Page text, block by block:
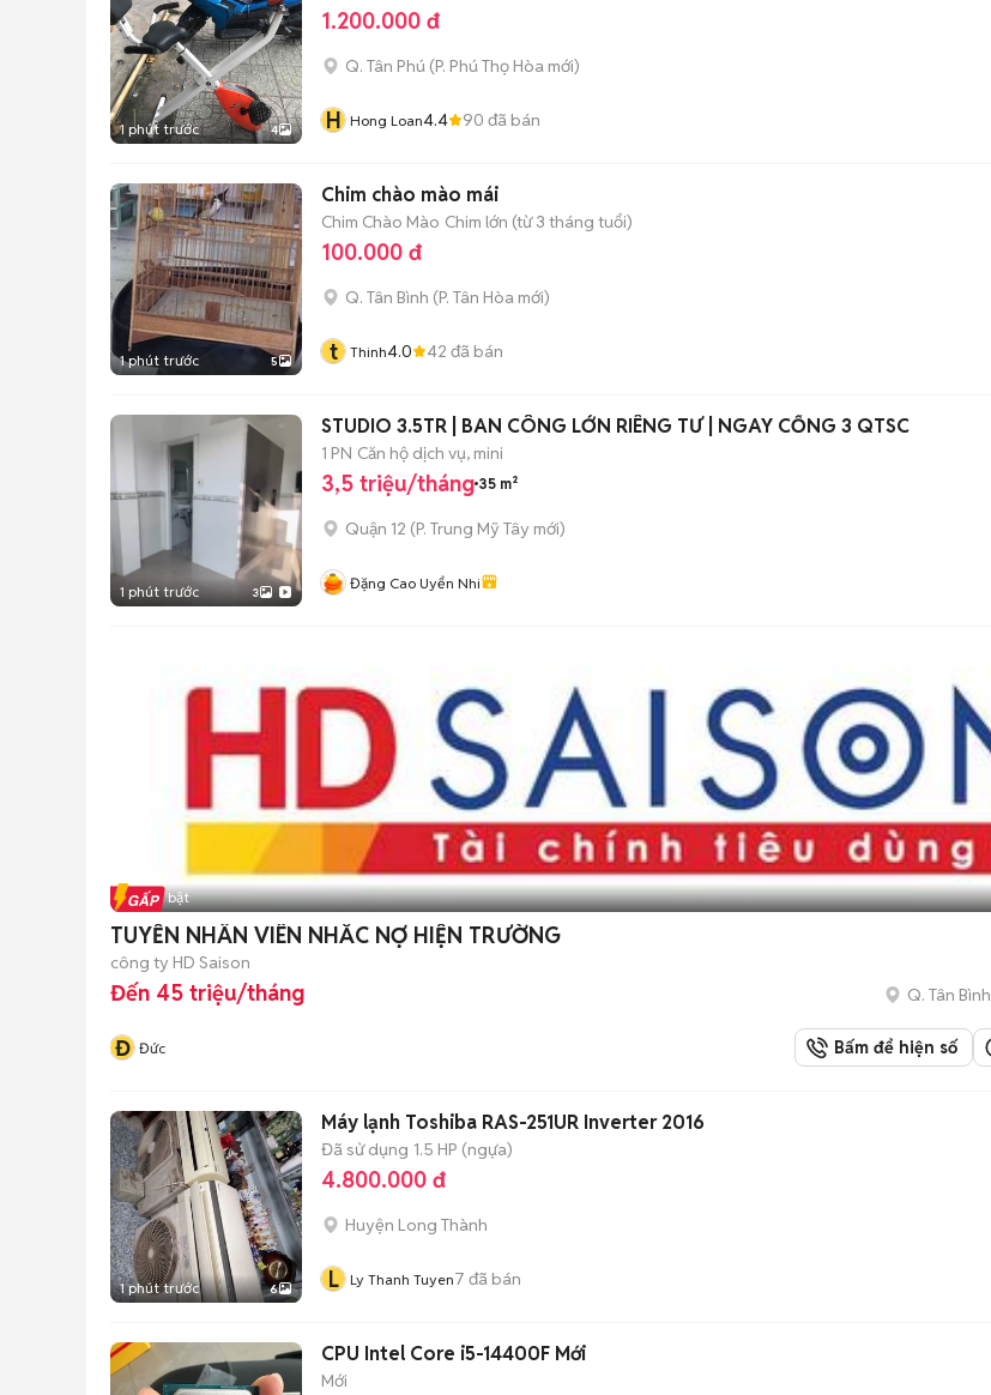
1 phút trước 4
1.200.000 đ
Q. Tân Phú (P. Phú Thọ Hòa mới)
H Hong Loan4.4 90 đã bán
1 phút trước 5
Chim chào mào mái
Chim Chào Mào Chim lớn (từ 3 tháng tuổi)
100.000 đ
Q. Tân Bình (P. Tân Hòa mới)
t Thinh4.0 42 đã bán
1 phút trước 3
STUDIO 3.5TR | BAN CÔNG LỚN RIÊNG TƯ | NGAY CỔNG 3 QTSC
1 PN Căn hộ dịch vụ, mini
3,5 triệu/tháng 35 m²
Quận 12 (P. Trung Mỹ Tây mới)
Đặng Cao Uyển Nhi
Tin nổi bật
TUYỂN NHÂN VIÊN NHẮC NỢ HIỆN TRƯỜNG
công ty HD Saison
Đến 45 triệu/tháng Q. Tân Bình
Đ Đức Bấm để hiện số
1 phút trước 6
Máy lạnh Toshiba RAS-251UR Inverter 2016
Đã sử dụng 1.5 HP (ngựa)
4.800.000 đ
Huyện Long Thành
L Ly Thanh Tuyen7 đã bán
CPU Intel Core i5-14400F Mới
Mới